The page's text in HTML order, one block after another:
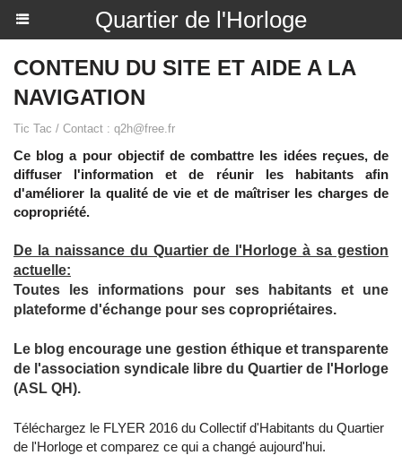
Quartier de l'Horloge
CONTENU DU SITE ET AIDE A LA
NAVIGATION
Tic Tac / Contact : q2h@free.fr
Ce blog a pour objectif de combattre les idées reçues, de
diffuser l'information et de réunir les habitants afin
d'améliorer la qualité de vie et de maîtriser les charges de
copropriété.
De la naissance du Quartier de l'Horloge à sa gestion
actuelle:
​Toutes les informations pour ses habitants et une
plateforme d'échange pour ses copropriétaires.
Le blog encourage une gestion éthique et transparente
de l'association syndicale libre du Quartier de l'Horloge
(ASL QH).
Téléchargez le FLYER 2016 du Collectif d'Habitants du Quartier
de l'Horloge et comparez ce qui a changé aujourd'hui.